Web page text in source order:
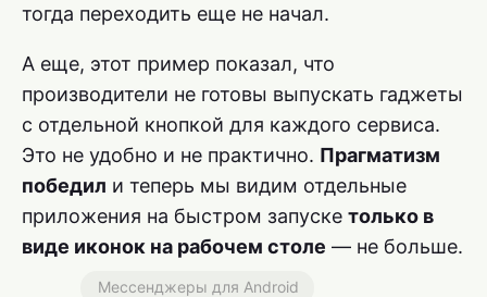
тогда переходить еще не начал.
А еще, этот пример показал, что
производители не готовы выпускать гаджеты
с отдельной кнопкой для каждого сервиса.
Это не удобно и не практично. Прагматизм
победил и теперь мы видим отдельные
приложения на быстром запуске только в
виде иконок на рабочем столе — не больше.
Мессенджеры для Android